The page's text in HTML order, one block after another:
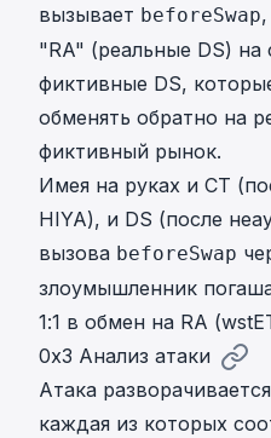
вызывает beforeSwap
"RA" (реальные DS)
фиктивные DS,
обменять обратно на
фиктивный рынок.
Имея на руках и CT
HIYA), и DS (после
вызова beforeSwap
злоумышленник
1:1 в обмен на RA
0x3 Анализ атаки
Атака
каждая из которых